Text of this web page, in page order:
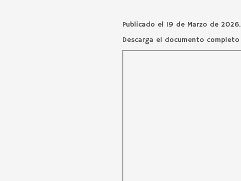
Publicado el 19 de Marzo de 2026.
Descarga el documento completo